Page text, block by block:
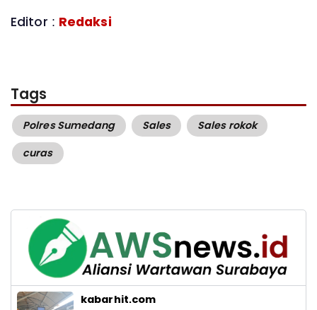
Editor : Redaksi
Tags
Polres Sumedang Sales
Sales rokok
curas
kabarhit.com